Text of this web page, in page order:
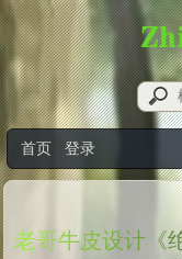
首页 登录
老哥牛皮设计《